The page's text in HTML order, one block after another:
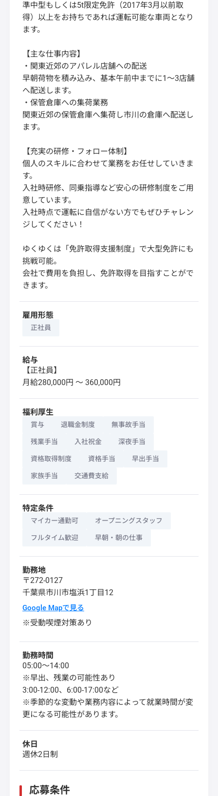
準中型もしくは5t限定免許（2017年3月以前取
得）以上をお持ちであれば運転可能な車両となり
ます。
【主な仕事内容】
・関東近郊のアパレル店舗への配送
早朝荷物を積み込み、基本午前中までに1～3店舗
へ配送します。
・保管倉庫への集荷業務
関東近郊の保管倉庫へ集荷し市川の倉庫へ配送し
ます。
【充実の研修・フォロー体制】
個人のスキルに合わせて業務をお任せしていきま
す。
入社時研修、同乗指導など安心の研修制度をご用
意しています。
入社時点で運転に自信がない方でもぜひチャレン
ジしてください！
ゆくゆくは「免許取得支援制度」で大型免許にも
挑戦可能。
会社で費用を負担し、免許取得を目指すことがで
きます。
雇用形態
正社員
給与
【正社員】
月給280,000円 〜 360,000円
福利厚生
賞与 退職金制度 無事故手当
残業手当 入社祝金 深夜手当
資格取得制度 資格手当 早出手当
家族手当 交通費支給
特定条件
マイカー通勤可 オープニングスタッフ
フルタイム歓迎 早朝・朝の仕事
勤務地
〒272-0127
千葉県市川市塩浜1丁目12
Google Mapで見る
※受動喫煙対策あり
勤務時間
05:00～14:00
※早出、残業の可能性あり
3:00-12:00、6:00-17:00など
※季節的な変動や業務内容によって就業時間が変
更になる可能性があります。
休日
週休2日制
応募条件